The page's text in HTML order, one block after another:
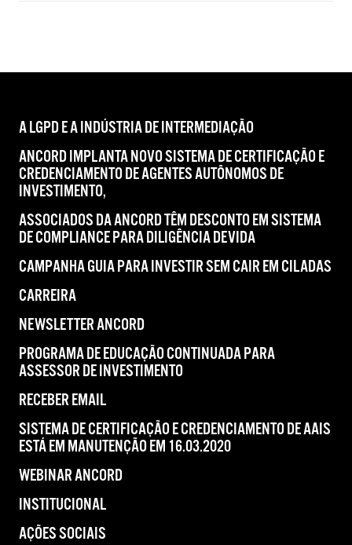
A LGPD E A INDÚSTRIA DE INTERMEDIAÇÃO
ANCORD IMPLANTA NOVO SISTEMA DE CERTIFICAÇÃO E
CREDENCIAMENTO DE AGENTES AUTÔNOMOS DE
INVESTIMENTO,
ASSOCIADOS DA ANCORD TÊM DESCONTO EM SISTEMA
DE COMPLIANCE PARA DILIGÊNCIA DEVIDA
CAMPANHA GUIA PARA INVESTIR SEM CAIR EM CILADAS
CARREIRA
NEWSLETTER ANCORD
PROGRAMA DE EDUCAÇÃO CONTINUADA PARA
ASSESSOR DE INVESTIMENTO
RECEBER EMAIL
SISTEMA DE CERTIFICAÇÃO E CREDENCIAMENTO DE AAIS
ESTÁ EM MANUTENÇÃO EM 16.03.2020
WEBINAR ANCORD
INSTITUCIONAL
AÇÕES SOCIAIS